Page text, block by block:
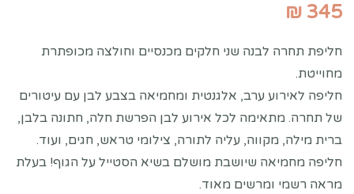
₪ 345
חליפת תחרה לבנה שני חלקים מכנסיים וחולצה מכופתרת
מחוייטת.
חליפה לאירוע ערב, אלגנטית ומחמיאה בצבע לבן עם עיטורים
של תחרה. מתאימה לכל אירוע לבן הפרשת חלה, חתונה בלבן,
ברית מילה, מקווה, עליה לתורה, צילומי טראש, חגים, ועוד.
חליפה מחמיאה שיושבת מושלם בשיא הסטייל על הגוף! בעלת
מראה רשמי ומרשים מאוד.